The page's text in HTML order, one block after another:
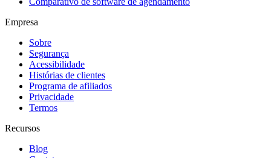
Empresa
Sobre
Segurança
Acessibilidade
Histórias de clientes
Programa de afiliados
Privacidade
Termos
Recursos
Blog